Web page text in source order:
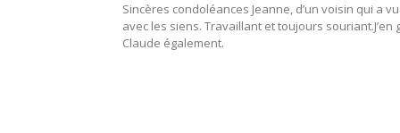
Sincères condoléances Jeanne, d’un voisin qui a
avec les siens. Travaillant et toujours
Claude également.